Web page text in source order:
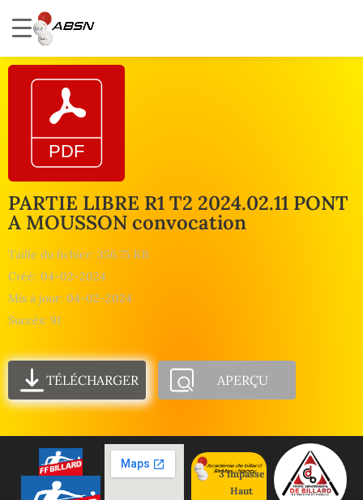
PARTIE LIBRE R1 T2 2024.02.11 PONT
A MOUSSON convocation
Taille du fichier: 356.75 KB
Créé: 04-02-2024
Mis à jour: 04-02-2024
Succès: 91
TÉLÉCHARGER APERÇU
3 impasse
Haut